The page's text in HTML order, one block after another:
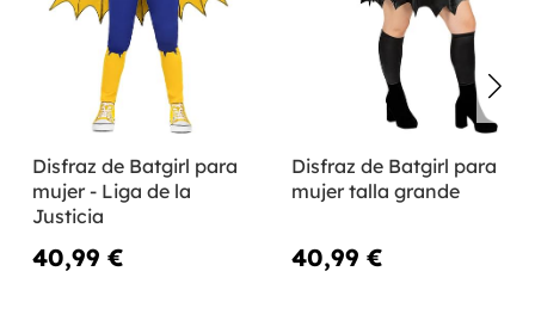
Disfraz de Batgirl para
mujer - Liga de la
Justicia
40,99 €
Disfraz de Batgirl para
mujer talla grande
40,99 €